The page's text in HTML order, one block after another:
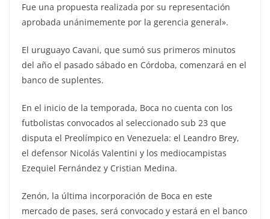
Fue una propuesta realizada por su representación
aprobada unánimemente por la gerencia general».
El uruguayo Cavani, que sumó sus primeros minutos
del año el pasado sábado en Córdoba, comenzará en el
banco de suplentes.
En el inicio de la temporada, Boca no cuenta con los
futbolistas convocados al seleccionado sub 23 que
disputa el Preolímpico en Venezuela: el Leandro Brey,
el defensor Nicolás Valentini y los mediocampistas
Ezequiel Fernández y Cristian Medina.
Zenón, la última incorporación de Boca en este
mercado de pases, será convocado y estará en el banco